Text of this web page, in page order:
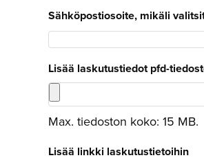
Sähköpostiosoite, mikäli
Lisää laskutustiedot pfd-
Max. tiedoston koko: 15 MB.
Lisää linkki laskutustietoihin